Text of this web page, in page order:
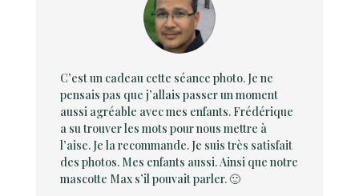
C’est un cadeau cette séance photo. Je ne
pensais pas que j’allais passer un moment
aussi agréable avec mes enfants. Frédérique
a su trouver les mots pour nous mettre à
l’aise. Je la recommande. Je suis très satisfait
des photos. Mes enfants aussi. Ainsi que notre
mascotte Max s’il pouvait parler. 🙂